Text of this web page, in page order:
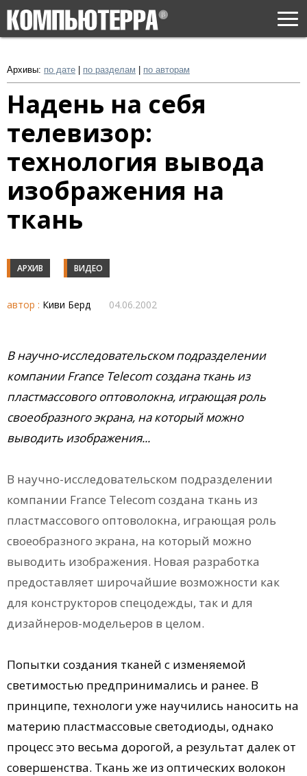
Архивы: по дате по разделам по авторам
Надень на себя
телевизор:
технология вывода
изображения на
ткань
АРХИВ ВИДЕО
автор : Киви Берд 04.06.2002
В научно-исследовательском подразделении
компании France Telecom создана ткань из
пластмассового оптоволокна, играющая роль
своеобразного экрана, на который можно
выводить изображения...
В научно-исследовательском подразделении
компании France Telecom создана ткань из
пластмассового оптоволокна, играющая роль
своеобразного экрана, на который можно
выводить изображения. Новая разработка
предоставляет широчайшие возможности как
для конструкторов спецодежды, так и для
дизайнеров-модельеров в целом.
Попытки создания тканей с изменяемой
светимостью предпринимались и ранее. В
принципе, технологи уже научились наносить на
материю пластмассовые светодиоды, однако
процесс это весьма дорогой, а результат далек от
совершенства. Ткань же из оптических волокон